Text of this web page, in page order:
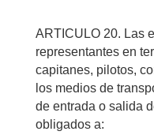
ARTICULO 20. Las
representantes en
capitanes, pilotos,
los medios de
de entrada o salida
obligados a: